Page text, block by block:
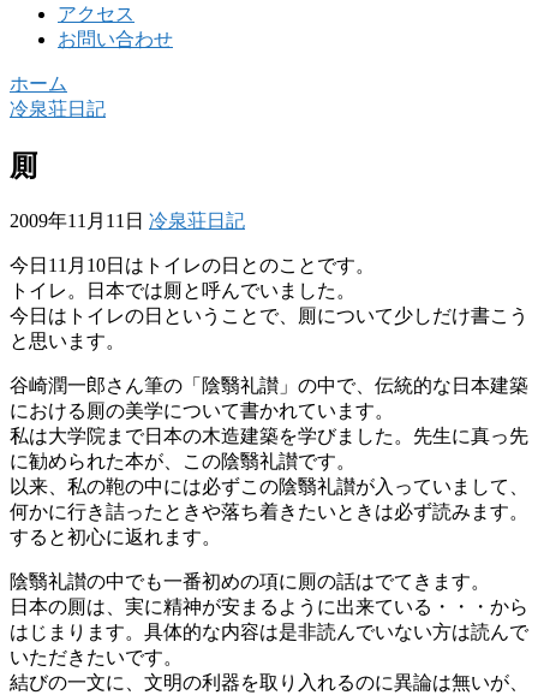
アクセス
お問い合わせ
ホーム
冷泉荘日記
厠
2009年11月11日 冷泉荘日記
今日11月10日はトイレの日とのことです。
トイレ。日本では厠と呼んでいました。
今日はトイレの日ということで、厠について少しだけ書こう
と思います。
谷崎潤一郎さん筆の「陰翳礼讃」の中で、伝統的な日本建築
における厠の美学について書かれています。
私は大学院まで日本の木造建築を学びました。先生に真っ先
に勧められた本が、この陰翳礼讃です。
以来、私の鞄の中には必ずこの陰翳礼讃が入っていまして、
何かに行き詰ったときや落ち着きたいときは必ず読みます。
すると初心に返れます。
陰翳礼讃の中でも一番初めの項に厠の話はでてきます。
日本の厠は、実に精神が安まるように出来ている・・・から
はじまります。具体的な内容は是非読んでいない方は読んで
いただきたいです。
結びの一文に、文明の利器を取り入れるのに異論は無いが、